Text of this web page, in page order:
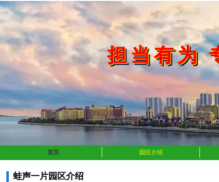
担当有为
首页 园区介绍
蛙声一片园区介绍